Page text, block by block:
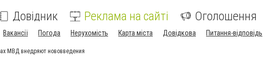
Довідник Реклама на сайті Оголошення
Вакансії Погода Нерухомість Карта міста Довідкова Питання-відповідь
МВД внедряют нововведения